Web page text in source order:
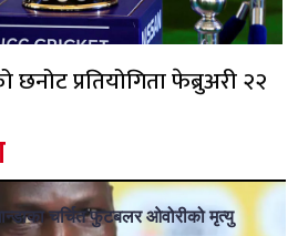
प्रतियोगिता फेब्रुअरी २२
चर्चित फुटबलर ओवोरीको मृत्यु